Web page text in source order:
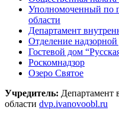
Уполномоченный по
области
Департамент
Отделение
Гостевой дом
Роскомнадзор
Озеро Святое
Учредитель: Департамент
области dvp.ivanovoobl.ru